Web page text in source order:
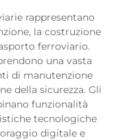
rappresentano
la costruzione
ferroviario.
una vasta
di manutenzione
della sicurezza. Gli
funzionalità
tecnologiche
digitale e